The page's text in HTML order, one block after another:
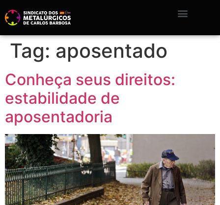
Tag: aposentado
Conheça seus direitos:
estabilidade de
aposentadoria